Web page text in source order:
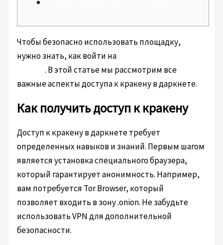
Чтобы безопасно использовать площадку,
нужно знать, как войти на
7ra.com. В этой статье мы рассмотрим все
важные аспекты доступа к кракену в даркнете.
Как получить доступ к кракену
Доступ к кракену в даркнете требует
определенных навыков и знаний. Первым шагом
является установка специального браузера,
который гарантирует анонимность. Например,
вам потребуется Tor Browser, который
позволяет входить в зону .onion. Не забудьте
использовать VPN для дополнительной
безопасности.